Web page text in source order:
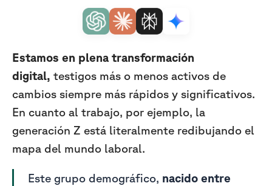
Estamos en plena transformación
digital, testigos más o menos activos de
cambios siempre más rápidos y significativos.
En cuanto al trabajo, por ejemplo, la
generación Z está literalmente redibujando el
mapa del mundo laboral.
Este grupo demográfico, nacido entre